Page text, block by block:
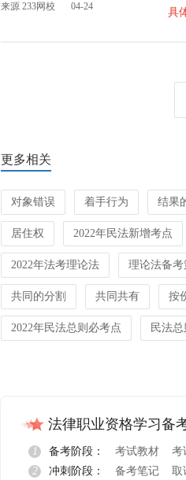
来源 233网校 04-24 具
更多相关
对象错误 着手行为 结果
居住权 2022年民法新增考点
2022年法考理论法 理论法备考
共同的分割 共同共有 按
2022年民法总则必考点 民法总
法律职业资格学习备
1 备考阶段： 考试教材 考
2
冲刺阶段： 备考笔记 取